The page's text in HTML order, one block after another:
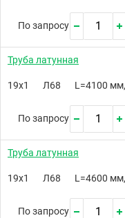
По запросу
Труба латунная
19х1 Л68 L=4100
По запросу
Труба латунная
19х1 Л68 L=4600
По запросу